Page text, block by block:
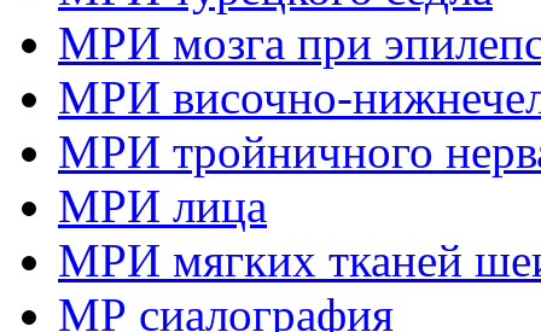
МРИ мозга при
МРИ височно-
МРИ тройничного
МРИ лица
МРИ мягких тканей
МР сиалография